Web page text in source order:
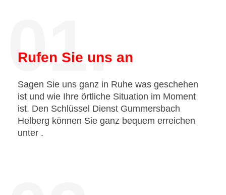
01.
Rufen Sie uns an
Sagen Sie uns ganz in Ruhe was geschehen
ist und wie Ihre örtliche Situation im Moment
ist. Den Schlüssel Dienst Gummersbach
Helberg können Sie ganz bequem erreichen
unter .